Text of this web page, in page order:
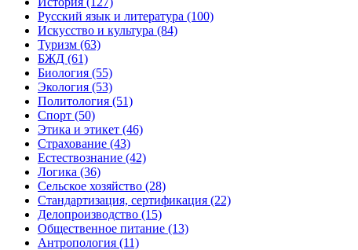
Русский язык и литература (100)
Искусство и культура (84)
Туризм (63)
БЖД (61)
Биология (55)
Экология (53)
Политология (51)
Спорт (50)
Этика и этикет (46)
Страхование (43)
Естествознание (42)
Логика (36)
Сельское хозяйство (28)
Стандартизация, сертификация (22)
Делопроизводство (15)
Общественное питание (13)
Антропология (11)